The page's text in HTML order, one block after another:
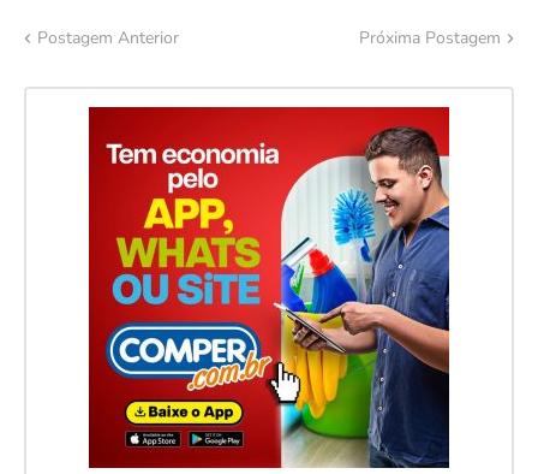
Postagem Anterior Próxima Postagem